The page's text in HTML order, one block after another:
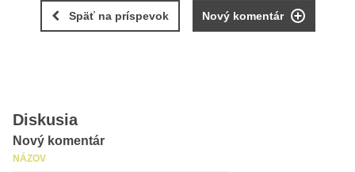
Späť na príspevok Nový komentár
Diskusia
Nový komentár
NÁZOV